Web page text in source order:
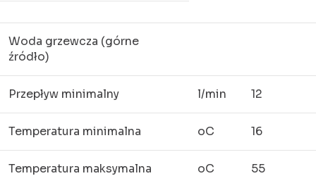
Woda grzewcza (górne
źródło)
Przepływ minimalny l/min 12
Temperatura minimalna oC 16
Temperatura maksymalna oC 55